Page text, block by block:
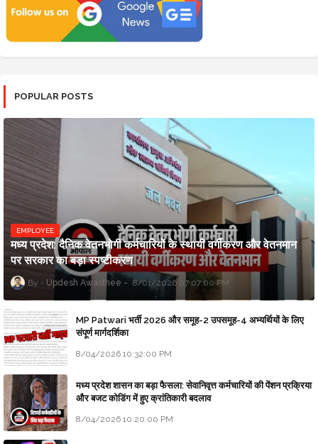
POPULAR POSTS
EMPLOYEE
मध्य प्रदेश: दैनिक वेतनभोगी कर्मचारियों के स्थायी वर्गीकरण और वेतनमान
पर सरकार का बड़ा स्पष्टीकरण
Updesh Awasthee 8/01/2026 07:07:00 PM
MP Patwari भर्ती 2026 और समूह-2 उपसमूह-4 अभ्यर्थियों के लिए
संपूर्ण मार्गदर्शिका
8/04/2026 10:32:00 PM
मध्य प्रदेश शासन का बड़ा फैसला: सेवानिवृत्त कर्मचारियों की पेंशन प्रक्रिया
और बजट कोडिंग में हुए क्रांतिकारी बदलाव
8/04/2026 10:20:00 PM